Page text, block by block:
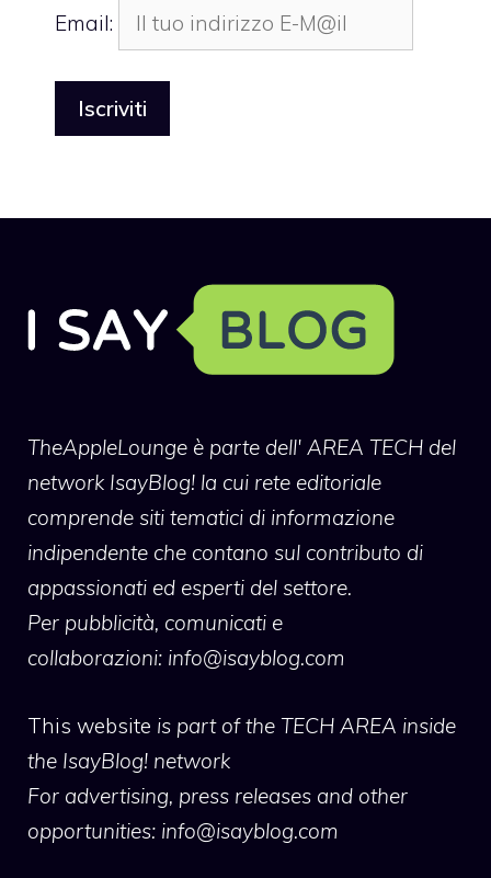
Email:
TheAppleLounge è parte dell' AREA TECH del
network IsayBlog! la cui rete editoriale
comprende siti tematici di informazione
indipendente che contano sul contributo di
appassionati ed esperti del settore.
Per pubblicità, comunicati e
collaborazioni: info@isayblog.com
This website is part of the TECH AREA inside
the IsayBlog! network
For advertising, press releases and other
opportunities: info@isayblog.com